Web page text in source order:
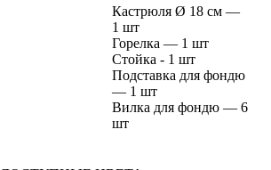
Кастрюля Ø 18 см —
1 шт
Горелка — 1 шт
Стойка - 1 шт
Подставка для фондю
— 1 шт
Вилка для фондю — 6
шт